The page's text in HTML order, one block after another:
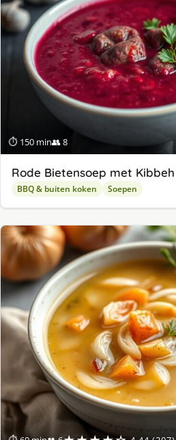
⏱ 150 min👥 8
Rode Bietensoep met Kibbeh
BBQ & buiten koken Soepen